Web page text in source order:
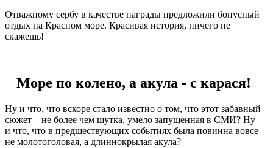
Отважному сербу в качестве награды предложили бонусный
отдых на Красном море. Красивая история, ничего не
скажешь!
Море по колено, а акула - с карася!
Ну и что, что вскоре стало известно о том, что этот забавный
сюжет – не более чем шутка, умело запущенная в СМИ? Ну
и что, что в предшествующих событиях была повинна вовсе
не молотоголовая, а длиннокрылая акула?